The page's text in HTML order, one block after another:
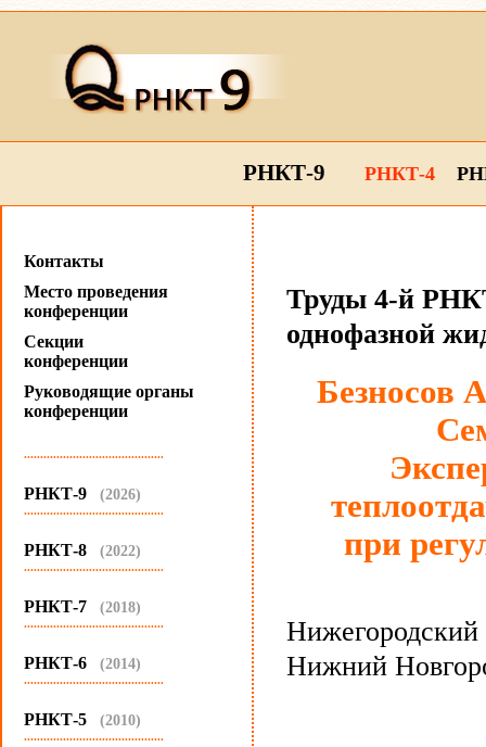
РНКТ-9 РНКТ-4
Контакты
Место проведения
конференции
Секции
конференции
Руководящие органы
конференции
...........................................
РНКТ-9 (2026)
...........................................
РНКТ-8 (2022)
...........................................
РНКТ-7 (2018)
...........................................
РНКТ-6 (2014)
...........................................
РНКТ-5 (2010)
...........................................
Труды 4-й
однофазной
Безносов
при
Нижегородский
Нижний